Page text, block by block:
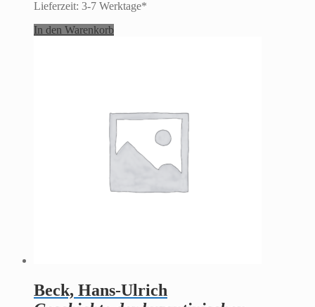
Lieferzeit: 3-7 Werktage*
In den Warenkorb
Beck, Hans-Ulrich